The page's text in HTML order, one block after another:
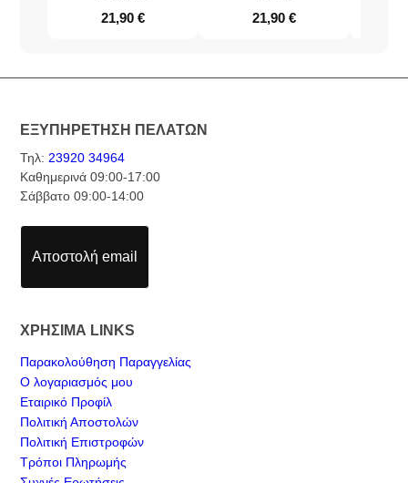
21,90€ 21,90 €
ΕΞΥΠΗΡΕΤΗΣΗ ΠΕΛΑΤΩΝ
Τηλ:23920 34964
Καθημερινά 09:00-17:00
Σάββατο 09:00-14:00
Αποστολή email
ΧΡΗΣΙΜΑ LINKS
Παρακολούθηση Παραγγελίας
Ο λογαριασμός μου
Εταιρικό Προφίλ
Πολιτική Αποστολών
Πολιτική Επιστροφών
Τρόποι Πληρωμής